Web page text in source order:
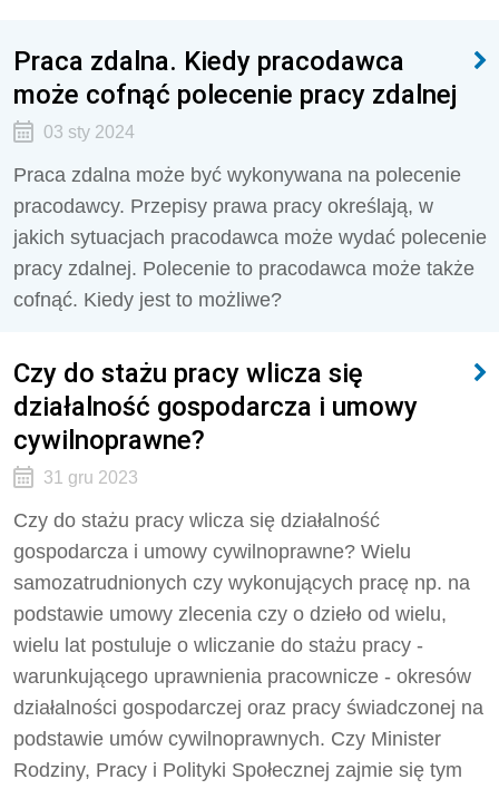
Praca zdalna. Kiedy pracodawca
może cofnąć polecenie pracy zdalnej
03 sty 2024
Praca zdalna może być wykonywana na polecenie
pracodawcy. Przepisy prawa pracy określają, w
jakich sytuacjach pracodawca może wydać polecenie
pracy zdalnej. Polecenie to pracodawca może także
cofnąć. Kiedy jest to możliwe?
Czy do stażu pracy wlicza się
działalność gospodarcza i umowy
cywilnoprawne?
31 gru 2023
Czy do stażu pracy wlicza się działalność
gospodarcza i umowy cywilnoprawne? Wielu
samozatrudnionych czy wykonujących pracę np. na
podstawie umowy zlecenia czy o dzieło od wielu,
wielu lat postuluje o wliczanie do stażu pracy -
warunkującego uprawnienia pracownicze - okresów
działalności gospodarczej oraz pracy świadczonej na
podstawie umów cywilnoprawnych. Czy Minister
Rodziny, Pracy i Polityki Społecznej zajmie się tym